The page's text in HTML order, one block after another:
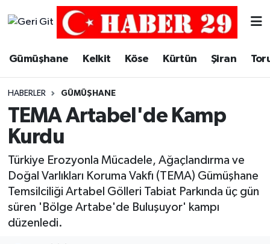
Gümüşhane Kelkit Köse Kürtün Şiran
HABERLER GÜMÜŞHANE
TEMA Artabel'de Kamp
Kurdu
Türkiye Erozyonla Mücadele, Ağaçlandırma ve
Doğal Varlıkları Koruma Vakfı (TEMA) Gümüşhane
Temsilciliği Artabel Gölleri Tabiat Parkında üç gün
süren 'Bölge Artabe'de Buluşuyor' kampı
düzenledi.
Merkez Trafik Yoğunluk Haritası
Süper Lig Puan Durumu ve Fikstür
Tüm Manşetler
Son Dakika Haberleri
Haber Arşivi